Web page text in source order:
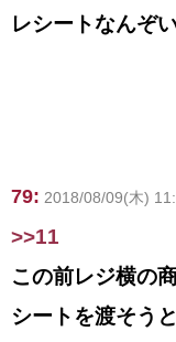
レシートなんぞ
79: 2018/08/09(木)
>>11
この前レジ横の
シートを渡そう